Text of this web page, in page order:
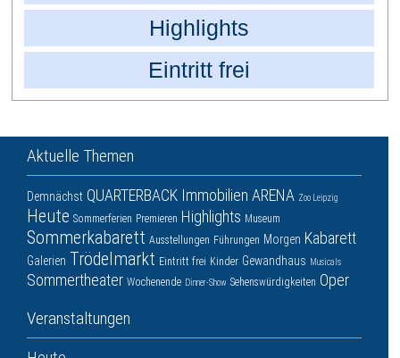
Highlights
Eintritt frei
Aktuelle Themen
Demnächst QUARTERBACK Immobilien ARENA Zoo Leipzig
Heute Sommerferien Premieren Highlights Museum
Sommerkabarett Ausstellungen Führungen Morgen Kabarett
Galerien Trödelmarkt Eintritt frei Kinder Gewandhaus Musicals
Sommertheater Wochenende Dinner-Show Sehenswürdigkeiten Oper
Veranstaltungen